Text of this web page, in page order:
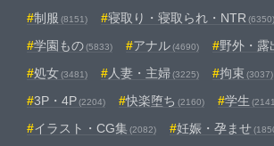
制服 (8151) 寝取り・寝取られ・NTR (6350)
学園もの(5833) アナル(4690) 野外・露
処女(3481) 人妻・主婦(3225) 拘束 (3037)
3P・4P(2204) 快楽堕ち (2160) 学生
イラスト・CG集(2082) 妊娠・孕ませ